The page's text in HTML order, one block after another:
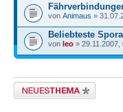
von Animaus »
Beliebteste
von leo » 29.11.2007,
Neues Thema erstellen